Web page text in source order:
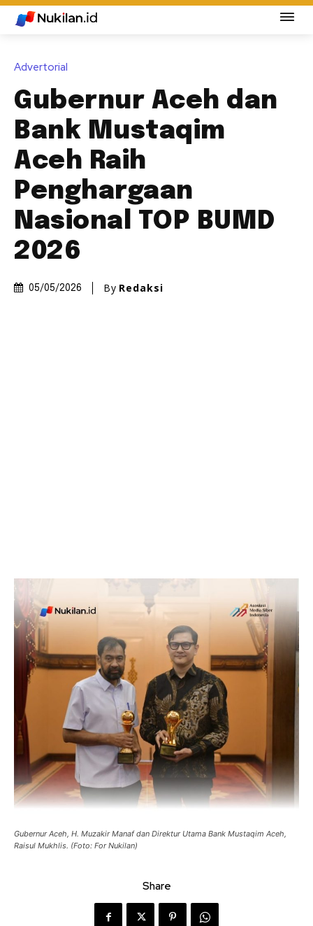
Advertorial
Gubernur Aceh dan
Bank Mustaqim
Aceh Raih
Penghargaan
Nasional TOP BUMD
2026
05/05/2026 By Redaksi
Gubernur Aceh, H. Muzakir Manaf dan Direktur Utama Bank Mustaqim Aceh,
Raisul Mukhlis. (Foto: For Nukilan)
Share